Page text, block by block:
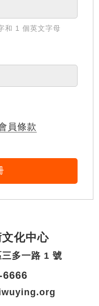
和 1 個英文字母
員條款
化中心
多一路 1 號